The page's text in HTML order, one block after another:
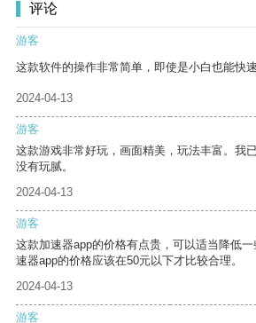
评论
游客
这款软件的操作非常简单，即使是小白也能快速
2024-04-13
游客
这款游戏非常好玩，画面精美，玩法丰富。我
没有玩腻。
2024-04-13
游客
这款加速器app的价格有点贵，可以适当降低
速器app的价格应该在50元以下才比较合理。
2024-04-13
游客